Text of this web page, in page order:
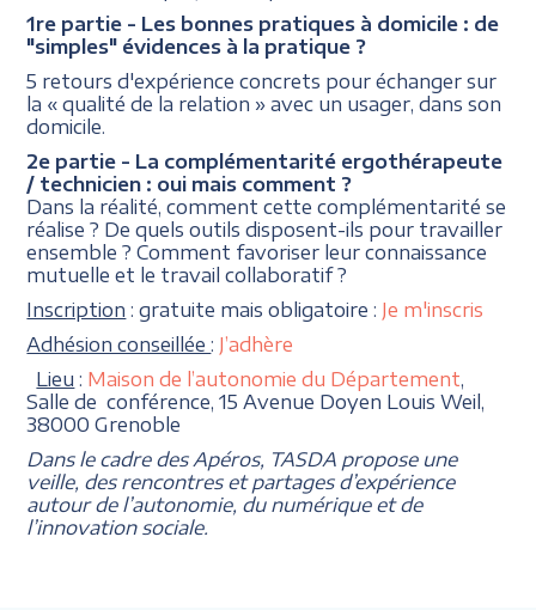
1re partie - Les bonnes pratiques à domicile : de
"simples" évidences à la pratique ?
5 retours d'expérience concrets pour échanger sur
la « qualité de la relation » avec un usager, dans son
domicile.
2e partie - La complémentarité ergothérapeute
/ technicien : oui mais comment ?
Dans la réalité, comment cette complémentarité se
réalise ? De quels outils disposent-ils pour travailler
ensemble ? Comment favoriser leur connaissance
mutuelle et le travail collaboratif ?
Inscription : gratuite mais obligatoire : Je m'inscris
Adhésion conseillée: J’adhère
Lieu : Maison de l’autonomie du Département
Salle de conférence, 15 Avenue Doyen Louis Weil,
38000 Grenoble
Dans le cadre des Apéros, TASDA propose une
veille, des rencontres et partages d’expérience
autour de l’autonomie, du numérique et de
l’innovation sociale.